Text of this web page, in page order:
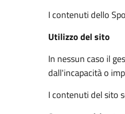
I contenuti dello
Utilizzo del sito
In nessun caso il
dall'incapacità o
I contenuti del sito